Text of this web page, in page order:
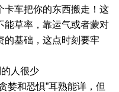
卡车把你的东西搬走！这
能草率，靠运气或者蒙对
的基础，这点时刻要牢
人很少
婪和恐惧”耳熟能详，但